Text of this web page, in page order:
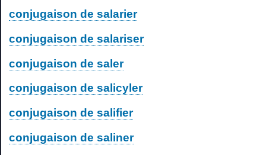
conjugaison de salarier
conjugaison de salariser
conjugaison de saler
conjugaison de salicyler
conjugaison de salifier
conjugaison de saliner